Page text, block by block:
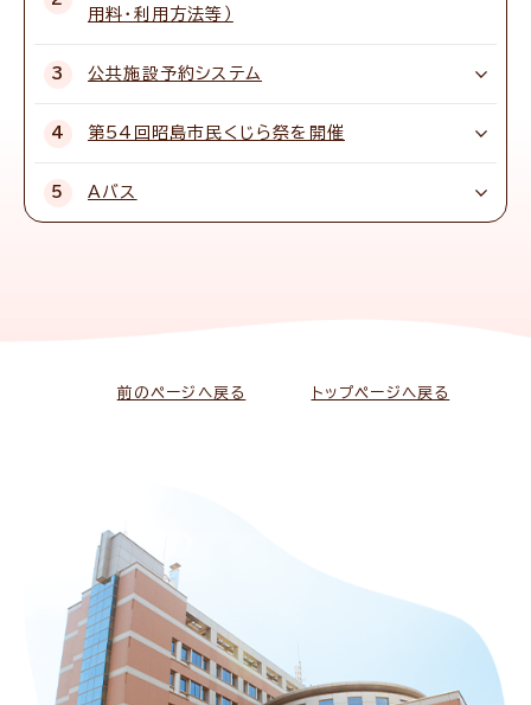
用料・利用方法等）
公共施設予約システム
第54回昭島市民くじら祭を開催
Aバス
前のページへ戻る トップページへ戻る